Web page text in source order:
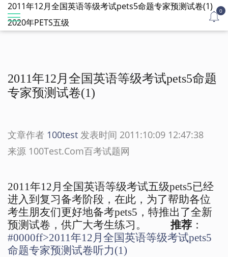
2011年12月全国英语等级考试pets5命题专家预测试卷(1)
2020年PETS五级
0
2011年12月全国英语等级考试pets5命题
专家预测试卷(1)
文章作者 100test 发表时间 2011:10:09 12:47:38
来源 100Test.Com百考试题网
2011年12月全国英语等级考试五级pets5已经
进入到复习备考阶段，在此，为了帮助各位
考生朋友们更好地备考pets5，特推出了全新
预测试卷，供广大考生练习。 推荐 ：
#0000ff>2011年12月全国英语等级考试pets5
命题专家预测试卷听力(1)